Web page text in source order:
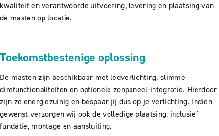
kwaliteit en verantwoorde uitvoering, levering en plaatsing van
de masten op locatie.
Toekomstbestenige oplossing
De masten zijn beschikbaar met ledverlichting, slimme
dimfunctionaliteiten en optionele zonpaneel-integratie. Hierdoor
zijn ze energiezuinig en bespaar jij dus op je verlichting. Indien
gewenst verzorgen wij ook de volledige plaatsing, inclusief
fundatie, montage en aansluiting.